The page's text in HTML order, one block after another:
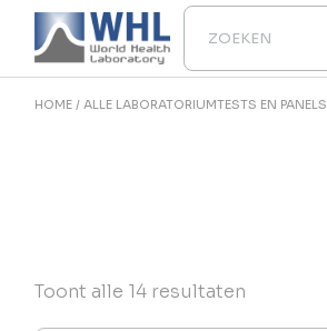
Naar
inhoud
gaan
HOME ALLE LABORATORIUMTESTS EN PANELS
Toont alle 14 resultaten